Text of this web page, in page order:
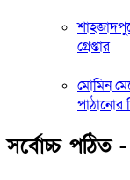
গ্রেপ্তার
মোমিন
পাঠানোর
সর্বোচ্চ